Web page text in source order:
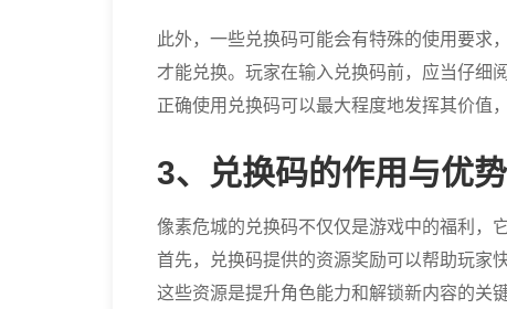
此外，一些兑换码可能会有特殊的使用要求
才能兑换。玩家在输入兑换码前，应当仔细
正确使用兑换码可以最大程度地发挥其价值
3、兑换码的作用与优势
像素危城的兑换码不仅仅是游戏中的福利，
首先，兑换码提供的资源奖励可以帮助玩家
这些资源是提升角色能力和解锁新内容的关